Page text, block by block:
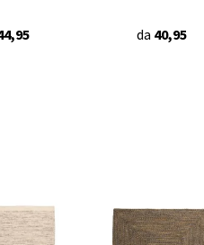
da 40,95